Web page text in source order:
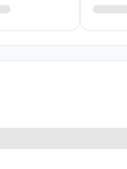
قول‌هایی از مولانا است و